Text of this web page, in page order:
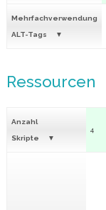
Mehrfachverwendung
ALT-Tags
Ressourcen
Anzahl
Skripte
4